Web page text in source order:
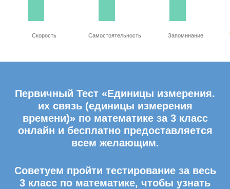
Скорость Самостоятельность Запоминание
Первичный Тест «Единицы измерения.
их связь (единицы измерения
времени)» по математике за 3 класс
онлайн и бесплатно предоставляется
всем желающим.
Советуем пройти тестирование за весь
3 класс по математике, чтобы узнать